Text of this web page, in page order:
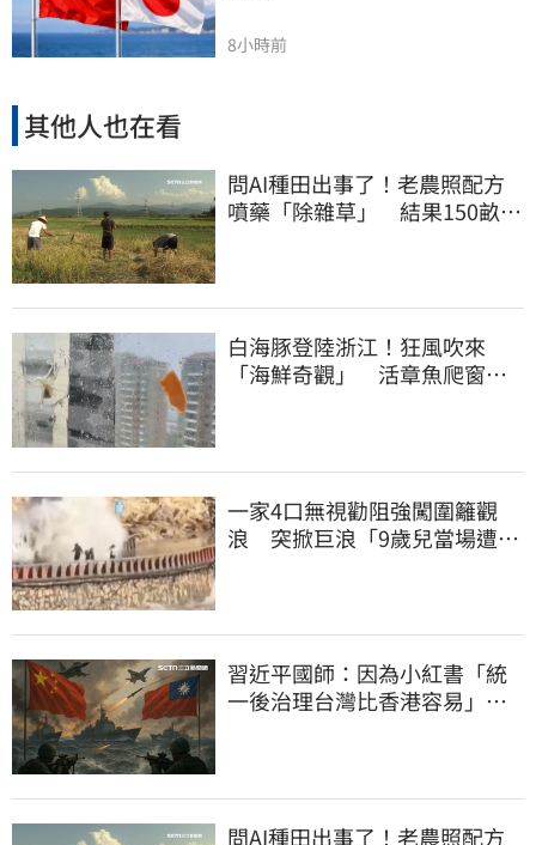
8小時前
其他人也在看
問AI種田出事了！老農照配方
噴藥「除雜草」 結果150畝芝
白海豚登陸浙江！狂風吹來
「海鮮奇觀」 活章魚爬窗、
一家4口無視勸阻強闖圍籬觀
浪 突掀巨浪「9歲兒當場遭捲
習近平國師：因為小紅書「統
一後治理台灣比香港容易」
問AI種田出事了！老農照配方